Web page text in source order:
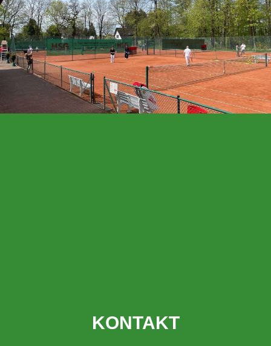
KONTAKT